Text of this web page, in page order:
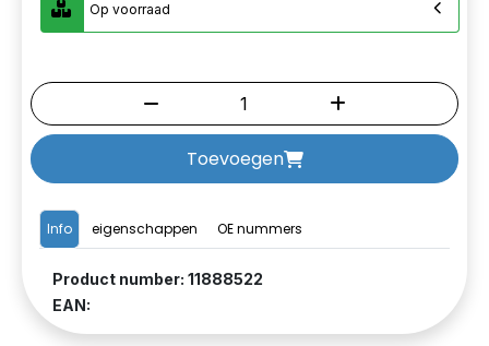
Info eigenschappen OE nummers
Product number: 11888522
EAN:
Op voorraad
Toevoegen